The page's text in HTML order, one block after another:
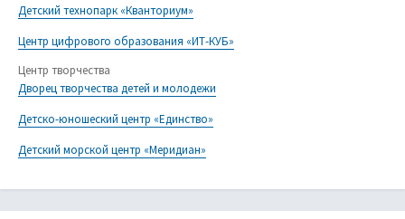
Детский технопарк «Кванториум»
Центр цифрового образования «ИТ-КУБ»
Центр творчества
Дворец творчества детей и молодежи
Детско-юношеский центр «Единство»
Детский морской центр «Меридиан»